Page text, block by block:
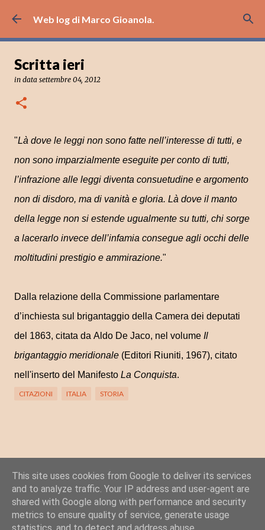
Passa ai contenuti principali
Web log di Marco Gioanola.
Scritta ieri
in data settembre 04, 2012
"Là dove le leggi non sono fatte nell’interesse di tutti, e
non sono imparzialmente eseguite per conto di tutti,
l’infrazione alle leggi diventa consuetudine e argomento
non di disdoro, ma di vanità e gloria. Là dove il manto
della legge non si estende ugualmente su tutti, chi sorge
a lacerarlo invece dell’infamia consegue agli occhi delle
moltitudini prestigio e ammirazione."
Dalla relazione della Commissione parlamentare
d’inchiesta sul brigantaggio della Camera dei deputati
del 1863, citata da Aldo De Jaco, nel volume Il
brigantaggio meridionale (Editori Riuniti, 1967), citato
nell'inserto del Manifesto La Conquista.
CITAZIONI ITALIA STORIA
C
o
Posta un commento
This site uses cookies from Google to deliver its services
and to analyze traffic. Your IP address and user-agent are
shared with Google along with performance and security
metrics to ensure quality of service, generate usage